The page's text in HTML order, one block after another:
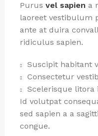
Purus vel sapien a
laoreet vestibulum
ante at duira
ridiculus sapien.
Suscipit habitant
Consectetur
Scelerisque
Id volutpat
sed sapien a a
congue.